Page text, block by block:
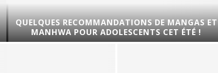
QUELQUES RECOMMANDATIONS DE MANGAS ET
MANHWA POUR ADOLESCENTS CET ÉTÉ !